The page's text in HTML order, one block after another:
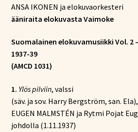
ANSA IKONEN ja elokuvaorkesteri
ääniraita elokuvasta Vaimoke
Suomalainen elokuvamusiikki Vol. 2
1937-39
(AMCD 1031)
1. Ylös pilviin, valssi
(säv. ja sov. Harry Bergström, san. Ela),
EUGEN MALMSTÉN ja Rytmi Pojat
johdolla (1.11.1937)